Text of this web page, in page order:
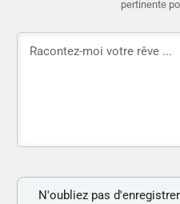
pertinente
N'oubliez pas